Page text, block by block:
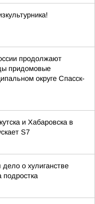
продолжают
придомовые
округе Спасск-
и Хабаровска в
S7
о хулиганстве
подростка